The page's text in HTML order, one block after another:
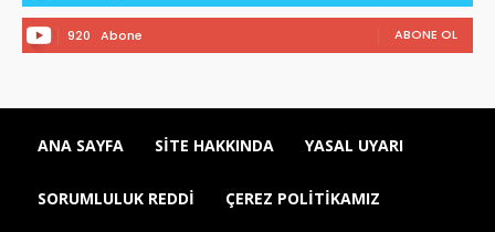
920 Abone ABONE OL
ANA SAYFA SITE HAKKINDA YASAL UYARI
SORUMLULUK REDDI ÇEREZ POLITIKAMIZ